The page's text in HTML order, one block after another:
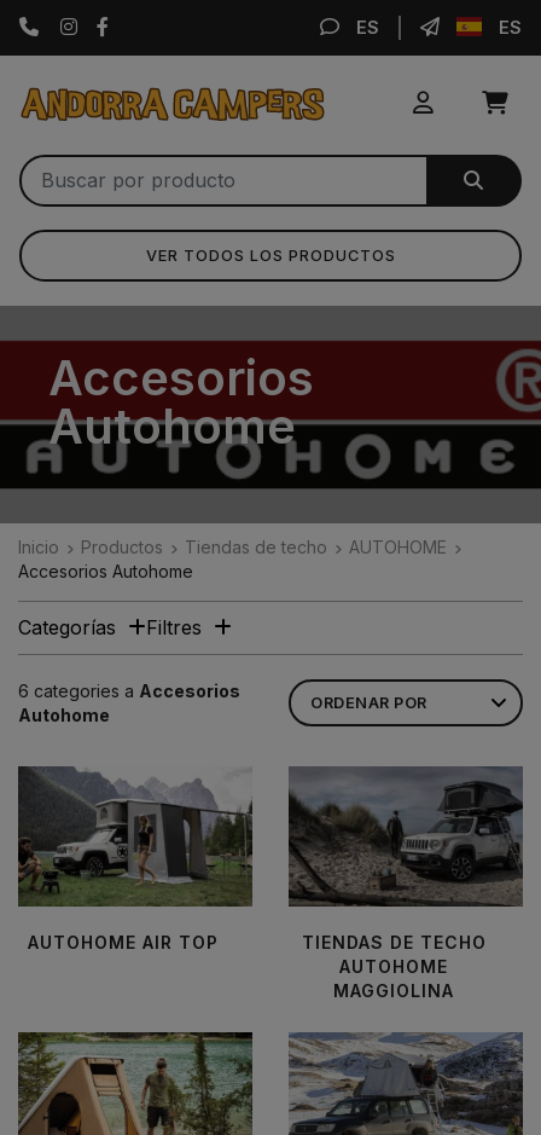
Instagram ES ES
VER TODOS LOS PRODUCTOS
Accesorios
Autohome
Inicio Productos Tiendas de techo
AUTOHOME
Accesorios Autohome
6 categories a Accesorios
Autohome
AUTOHOME AIR TOP
TIENDAS DE TECHO
AUTOHOME
MAGGIOLINA
Categorías Filtres